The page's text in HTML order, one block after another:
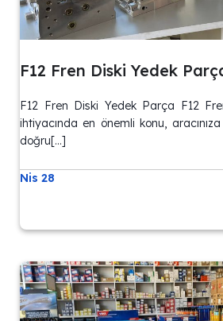
F12 Fren Diski Yedek
F12 Fren Diski Yedek Parça F12
ihtiyacında en önemli konu,
doğru[…]
Nis 28